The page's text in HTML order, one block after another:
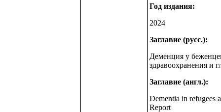
Год издания:
2024
Заглавие (русс.):
Деменция у
здравоохранения и
Заглавие (англ.):
Dementia in refugees
Report